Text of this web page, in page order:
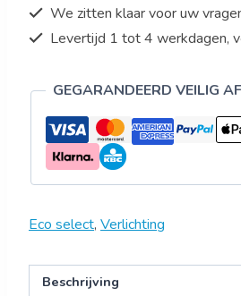
We zitten klaar voor uw
Levertijd 1 tot 4 werkdagen,
GEGARANDEERD VEILIG
Eco select, Verlichting
Beschrijving